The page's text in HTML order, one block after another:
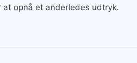
opnå et anderledes udtryk.